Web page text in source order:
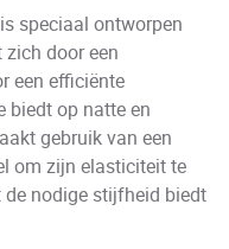
speciaal ontworpen
door een
een efficiënte
biedt op natte en
gebruik van een
om zijn elasticiteit te
de nodige stijfheid biedt